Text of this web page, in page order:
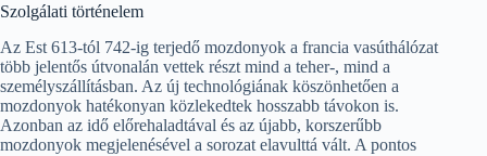
Szolgálati történelem
Az Est 613-tól 742-ig terjedő mozdonyok a francia vasúthálózat
több jelentős útvonalán vettek részt mind a teher-, mind a
személyszállításban. Az új technológiának köszönhetően a
mozdonyok hatékonyan közlekedtek hosszabb távokon is.
Azonban az idő előrehaladtával és az újabb, korszerűbb
mozdonyok megjelenésével a sorozat elavulttá vált. A pontos